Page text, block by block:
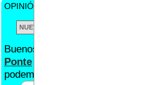
OPINIÓN DE
Buenos días, anónim
Ponte
podemos solucionar este asunto.